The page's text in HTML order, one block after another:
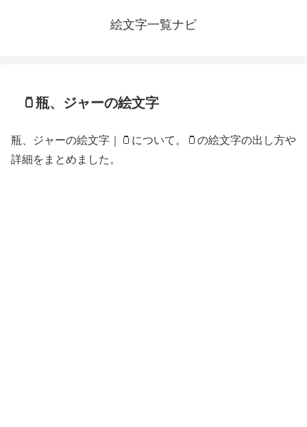
絵文字一覧ナビ
🫙瓶、ジャーの絵文字
瓶、ジャーの絵文字｜🫙について。🫙の絵文字の出し方や
詳細をまとめました。